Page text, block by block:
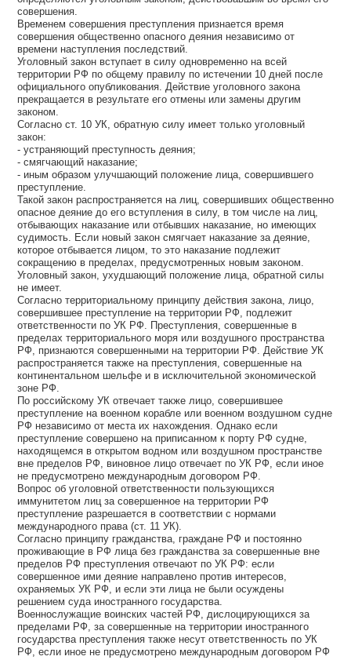
совершения.
Временем совершения преступления признается время
совершения общественно опасного деяния независимо от
времени наступления последствий.
Уголовный закон вступает в силу одновременно на всей
территории РФ по общему правилу по истечении 10 дней после
официального опубликования. Действие уголовного закона
прекращается в результате его отмены или замены другим
законом.
Согласно ст. 10 УК, обратную силу имеет только уголовный
закон:
- устраняющий преступность деяния;
- смягчающий наказание;
- иным образом улучшающий положение лица, совершившего
преступление.
Такой закон распространяется на лиц, совершивших общественно
опасное деяние до его вступления в силу, в том числе на лиц,
отбывающих наказание или отбывших наказание, но имеющих
судимость. Если новый закон смягчает наказание за деяние,
которое отбывается лицом, то это наказание подлежит
сокращению в пределах, предусмотренных новым законом.
Уголовный закон, ухудшающий положение лица, обратной силы
не имеет.
Согласно территориальному принципу действия закона, лицо,
совершившее преступление на территории РФ, подлежит
ответственности по УК РФ. Преступления, совершенные в
пределах территориального моря или воздушного пространства
РФ, признаются совершенными на территории РФ. Действие УК
распространяется также на преступления, совершенные на
континентальном шельфе и в исключительной экономической
зоне РФ.
По российскому УК отвечает также лицо, совершившее
преступление на военном корабле или военном воздушном судне
РФ независимо от места их нахождения. Однако если
преступление совершено на приписанном к порту РФ судне,
находящемся в открытом водном или воздушном пространстве
вне пределов РФ, виновное лицо отвечает по УК РФ, если иное
не предусмотрено международным договором РФ.
Вопрос об уголовной ответственности пользующихся
иммунитетом лиц за совершенное на территории РФ
преступление разрешается в соответствии с нормами
международного права (ст. 11 УК).
Согласно принципу гражданства, граждане РФ и постоянно
проживающие в РФ лица без гражданства за совершенные вне
пределов РФ преступления отвечают по УК РФ: если
совершенное ими деяние направлено против интересов,
охраняемых УК РФ, и если эти лица не были осуждены
решением суда иностранного государства.
Военнослужащие воинских частей РФ, дислоцирующихся за
пределами РФ, за совершенные на территории иностранного
государства преступления также несут ответственность по УК
РФ, если иное не предусмотрено международным договором РФ